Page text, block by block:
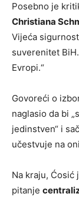
Posebno je
Christiana
Vijeća
suverenitet
Evropi.“
Govoreći o
naglasio da bi
jedinstven“ i
učestvuje na
Na kraju, Ćosić
pitanje